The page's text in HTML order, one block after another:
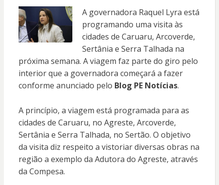
A governadora Raquel Lyra está
programando uma visita às
cidades de Caruaru, Arcoverde,
Sertânia e Serra Talhada na
próxima semana. A viagem faz parte do giro pelo
interior que a governadora começará a fazer
conforme anunciado pelo Blog PE Notícias.
A princípio, a viagem está programada para as
cidades de Caruaru, no Agreste, Arcoverde,
Sertânia e Serra Talhada, no Sertão. O objetivo
da visita diz respeito a vistoriar diversas obras na
região a exemplo da Adutora do Agreste, através
da Compesa.